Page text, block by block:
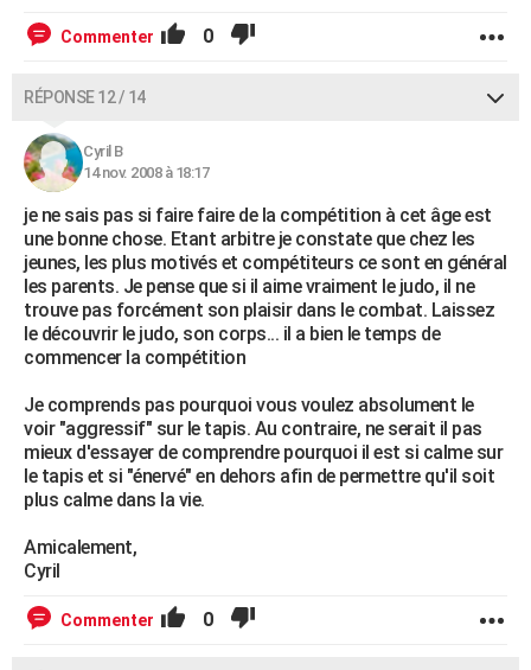
Commenter 0
RÉPONSE 12 / 14
Cyril B
14 nov. 2008 à 18:17
je ne sais pas si faire faire de la compétition à cet âge est
une bonne chose. Etant arbitre je constate que chez les
jeunes, les plus motivés et compétiteurs ce sont en général
les parents. Je pense que si il aime vraiment le judo, il ne
trouve pas forcément son plaisir dans le combat. Laissez
le découvrir le judo, son corps... il a bien le temps de
commencer la compétition
Je comprends pas pourquoi vous voulez absolument le
voir "aggressif" sur le tapis. Au contraire, ne serait il pas
mieux d'essayer de comprendre pourquoi il est si calme sur
le tapis et si "énervé" en dehors afin de permettre qu'il soit
plus calme dans la vie.
Amicalement,
Cyril
Commenter 0